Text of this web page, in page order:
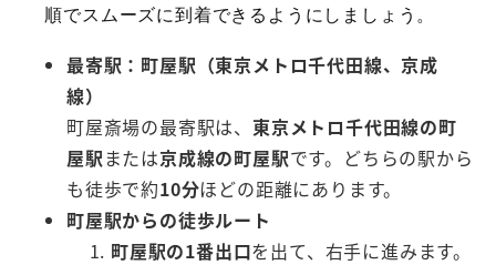
順でスムーズに到着できるようにしましょう。
最寄駅：町屋駅（東京メトロ千代田線、京成
線）
町屋斎場の最寄駅は、 東京メトロ千代田線の町
屋駅 または京成線の町屋駅です。どちらの駅から
も徒歩で約10分ほどの距離にあります。
町屋駅からの徒歩ルート
町屋駅の1番出口を出て、右手に進みます。